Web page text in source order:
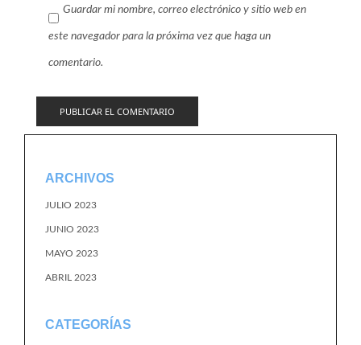
Guardar mi nombre, correo electrónico y sitio web en
este navegador para la próxima vez que haga un
comentario.
ARCHIVOS
JULIO 2023
JUNIO 2023
MAYO 2023
ABRIL 2023
CATEGORÍAS